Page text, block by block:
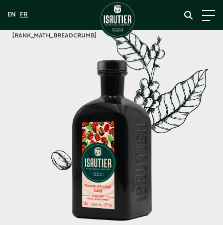
[rank_math_breadcrumb]